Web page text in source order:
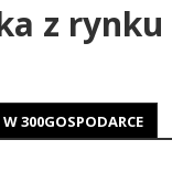
z rynku
300GOSPODARCE